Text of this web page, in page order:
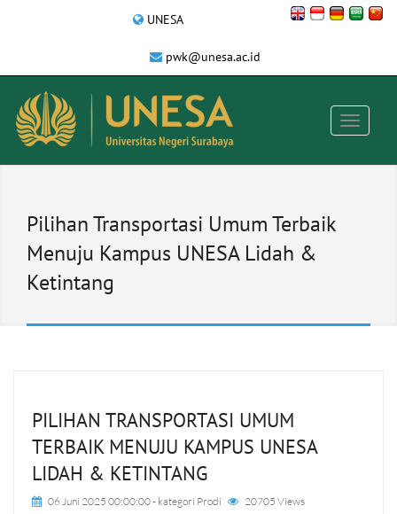
UNESA
pwk@unesa.ac.id
Pilihan Transportasi Umum Terbaik
Menuju Kampus UNESA Lidah &
Ketintang
PILIHAN TRANSPORTASI UMUM
TERBAIK MENUJU KAMPUS UNESA
LIDAH & KETINTANG
06 Juni 2025 00:00:00- kategori Prodi 20705 Views